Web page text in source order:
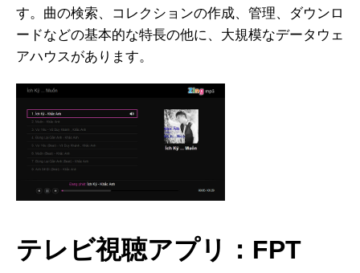
す。曲の検索、コレクションの作成、管理、ダウンロ
ードなどの基本的な特長の他に、大規模なデータウェ
アハウスがあります。
テレビ視聴アプリ：FPT